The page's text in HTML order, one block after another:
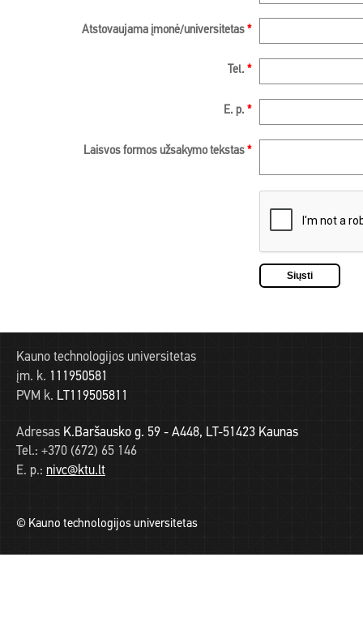
Atstovaujama įmonė/universitetas *
Tel. *
E. p. *
Laisvos formos užsakymo tekstas *
Kauno technologijos universitetas
įm. k. 111950581
PVM k. LT119505811
Adresas K.Baršausko g. 59 - A448, LT-51423 Kaunas
Tel.: +370 (672) 65 146
E. p.: nivc@ktu.lt
© Kauno technologijos universitetas